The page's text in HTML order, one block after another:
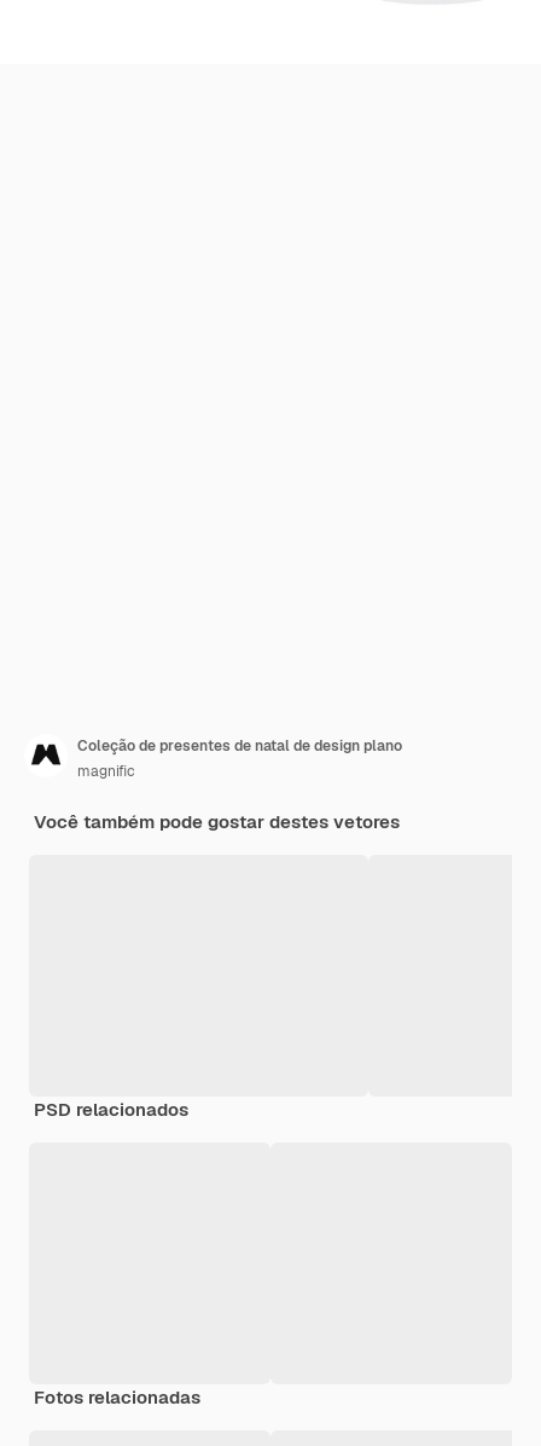
Coleção de presentes de natal de design plano
magnific
Você também pode gostar destes vetores
PSD relacionados
Fotos relacionadas